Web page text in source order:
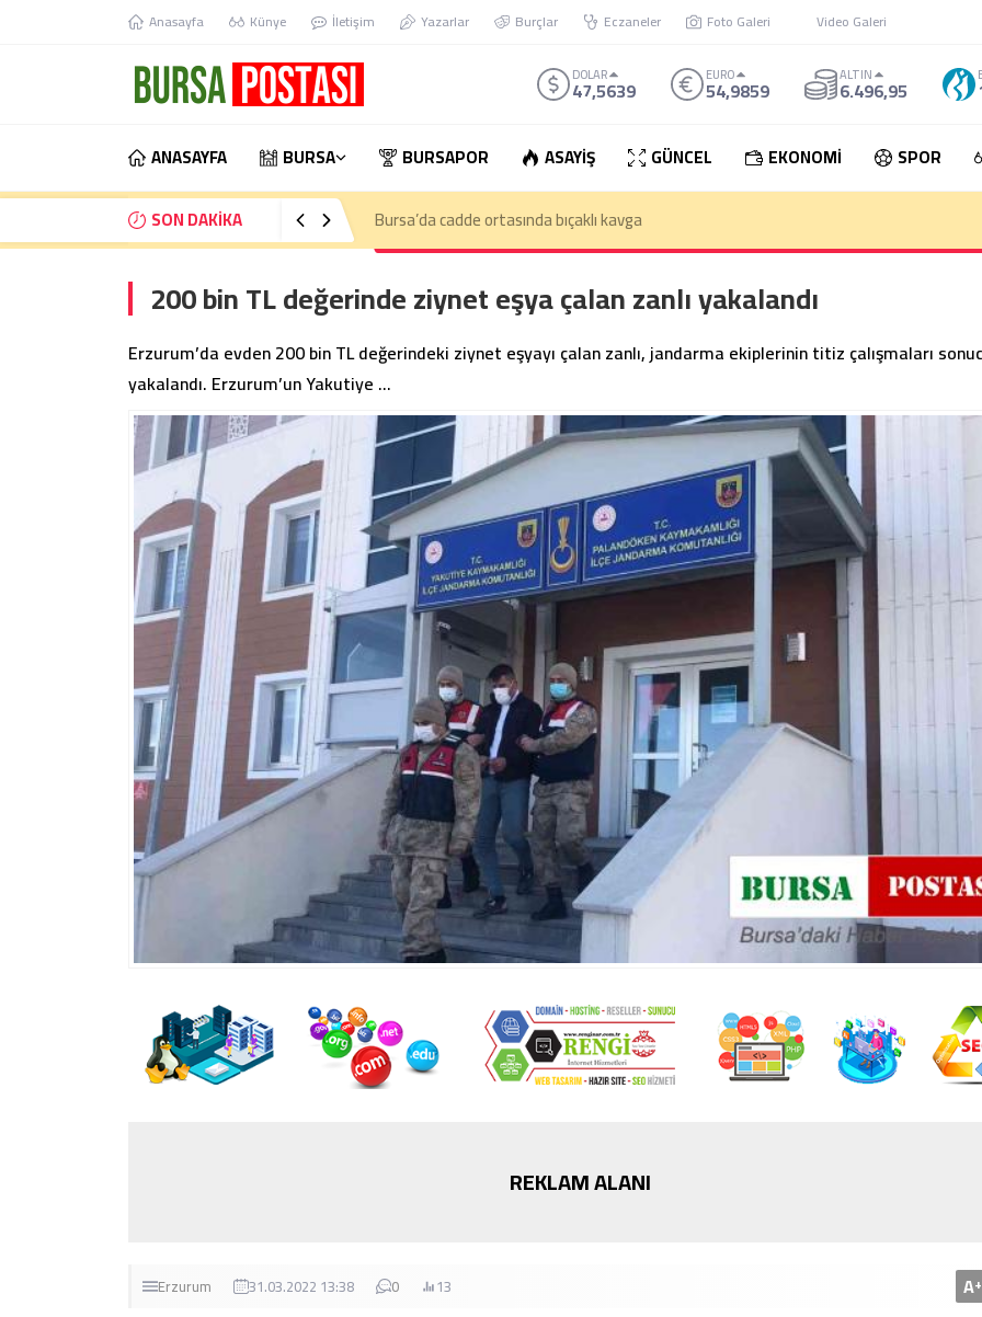
Anasayfa Künye İletişim Yazarlar Burçlar Eczaneler Foto Galeri Video Galeri
DOLAR
47,5639 EURO
54,9859 ALTIN
6.496,95
ANASAYFA BURSA BURSAPOR ASAYİŞ GÜNCEL EKONOMİ SPOR
SON DAKİKA
Bursa’da kontrolden çıkan otomobil takla attı: 1 Ölü
200 bin TL değerinde ziynet eşya çalan zanlı yakalandı
Erzurum’da evden 200 bin TL değerindeki ziynet eşyayı çalan zanlı, jandarma ekiplerinin titiz çalışmaları
yakalandı. Erzurum’un Yakutiye …
REKLAM ALANI
Erzurum 31.03.2022 13:38 0 13 A+